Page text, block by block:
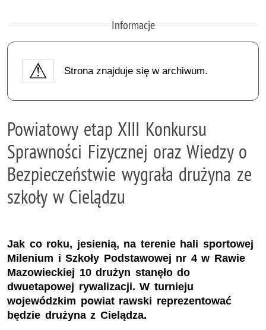
Informacje
Strona znajduje się w archiwum.
Powiatowy etap XIII Konkursu
Sprawności Fizycznej oraz Wiedzy o
Bezpieczeństwie wygrała drużyna ze
szkoły w Cielądzu
Jak co roku, jesienią, na terenie hali sportowej
Milenium i Szkoły Podstawowej nr 4 w Rawie
Mazowieckiej 10 drużyn stanęło do
dwuetapowej rywalizacji. W turnieju
wojewódzkim powiat rawski reprezentować
będzie drużyna z Cielądza.